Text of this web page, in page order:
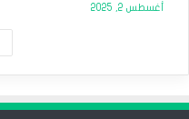
أغسطس 2, 2025